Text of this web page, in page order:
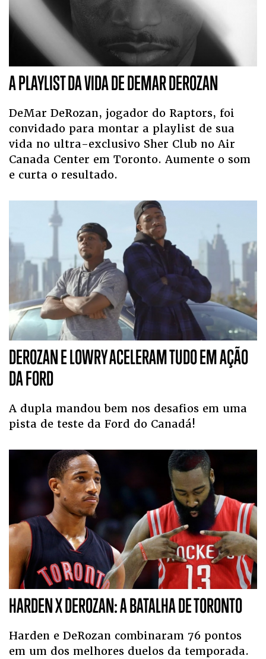
A PLAYLIST DA VIDA DE DEMAR DEROZAN
DeMar DeRozan, jogador do Raptors, foi
convidado para montar a playlist de sua
vida no ultra-exclusivo Sher Club no Air
Canada Center em Toronto. Aumente o som
e curta o resultado.
DEROZAN E LOWRY ACELERAM TUDO EM AÇÃO
DA FORD
A dupla mandou bem nos desafios em uma
pista de teste da Ford do Canadá!
HARDEN X DEROZAN: A BATALHA DE TORONTO
Harden e DeRozan combinaram 76 pontos
em um dos melhores duelos da temporada.